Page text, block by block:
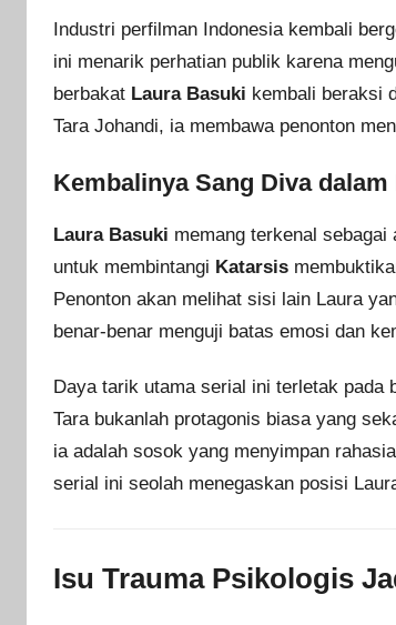
Industri perfilman Indonesia kembali
ini menarik perhatian publik karena
berbakat Laura Basuki kembali beraksi
Tara Johandi, ia membawa penonton
Kembalinya Sang Diva
Laura Basuki memang terkenal
untuk membintangi Katarsis
Penonton akan melihat sisi lain Laura
benar-benar menguji batas emosi dan
Daya tarik utama serial ini terletak pada
Tara bukanlah protagonis biasa yang
ia adalah sosok yang menyimpan
serial ini seolah menegaskan posisi
Isu Trauma Psikologis